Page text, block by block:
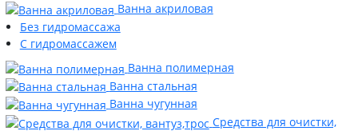
Ванна акриловая
Без гидромассажа
С гидромассажем
Ванна полимерная
Ванна стальная
Ванна чугунная
Средства для очистки,